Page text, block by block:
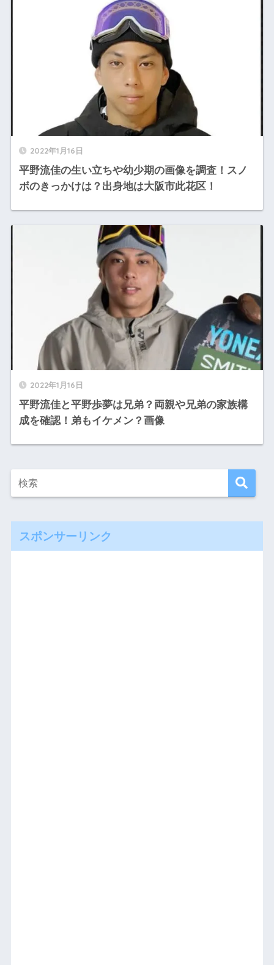
2022年1月16日
平野流佳の生い立ちや幼少期の画像を調査！スノ
ボのきっかけは？出身地は大阪市此花区！
2022年1月16日
平野流佳と平野歩夢は兄弟？両親や兄弟の家族構
成を確認！弟もイケメン？画像
スポンサーリンク